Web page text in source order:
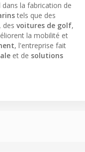
la fabrication de
tels que des
, des voitures de golf,
la mobilité et
, l'entreprise fait
et de solutions